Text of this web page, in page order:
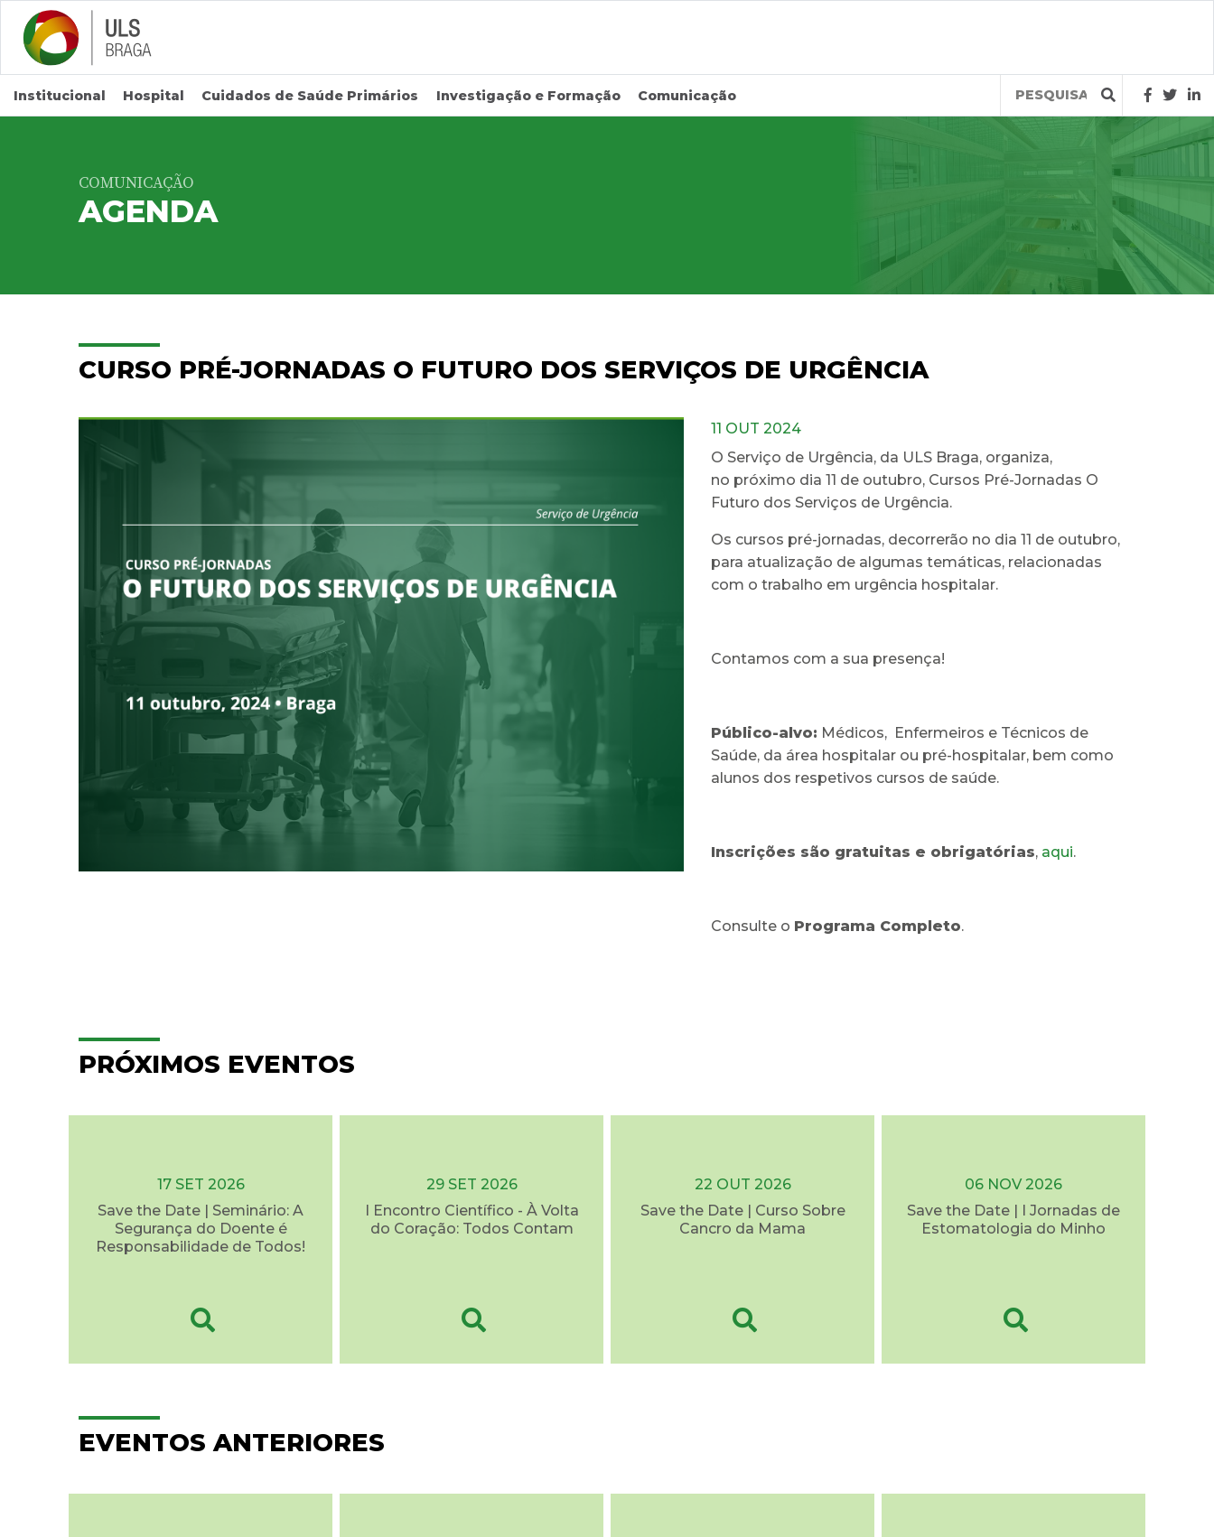
Saltar para conteúdo principal
Institucional Hospital Cuidados de Saúde Primários Investigação e Formação Comunicação
Query
COMUNICAÇÃO
AGENDA
CURSO PRÉ-JORNADAS O FUTURO DOS SERVIÇOS DE URGÊNCIA
11 OUT 2024
O Serviço de Urgência, da ULS Braga, organiza,
no próximo dia 11 de outubro, Cursos Pré-Jornadas O
Futuro dos Serviços de Urgência.
Os cursos pré-jornadas, decorrerão no dia 11 de outubro,
para atualização de algumas temáticas, relacionadas
com o trabalho em urgência hospitalar.
Contamos com a sua presença!
Público-alvo: Médicos, Enfermeiros e Técnicos de
Saúde, da área hospitalar ou pré-hospitalar, bem como
alunos dos respetivos cursos de saúde.
Inscrições são gratuitas e obrigatórias, aqui.
Consulte o Programa Completo.
PRÓXIMOS EVENTOS
17 SET 2026
Save the Date | Seminário: A
Segurança do Doente é
Responsabilidade de Todos!
29 SET 2026
I Encontro Científico - À Volta
do Coração: Todos Contam
22 OUT 2026
Save the Date | Curso Sobre
Cancro da Mama
06 NOV 2026
Save the Date | I Jornadas de
Estomatologia do Minho
EVENTOS ANTERIORES